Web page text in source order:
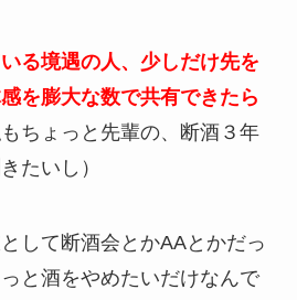
る境遇の人、少しだけ先を
を膨大な数で共有できたら
もちょっと先輩の、断酒３年
たいし）
して断酒会とかAAとかだっ
と酒をやめたいだけなんで